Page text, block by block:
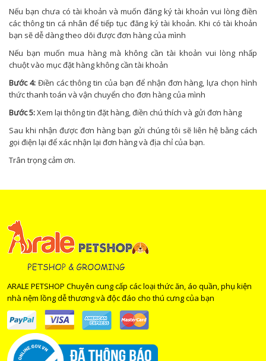
Nếu bạn chưa có tài khoản và muốn đăng ký tài khoản vui lòng điền
các thông tin cá nhân để tiếp tục đăng ký tài khoản. Khi có tài khoản
bạn sẽ dễ dàng theo dõi được đơn hàng của mình
Nếu bạn muốn mua hàng mà không cần tài khoản vui lòng nhấp
chuột vào mục đặt hàng không cần tài khoản
Bước 4:Điền các thông tin của bạn để nhận đơn hàng, lựa chọn hình
thức thanh toán và vận chuyển cho đơn hàng của mình
Bước 5:Xem lại thông tin đặt hàng, điền chú thích và gửi đơn hàng
Sau khi nhận được đơn hàng bạn gửi chúng tôi sẽ liên hệ bằng cách
gọi điện lại để xác nhận lại đơn hàng và địa chỉ của bạn.
Trân trọng cảm ơn.
ARALE PETSHOP Chuyên cung cấp các loại thức ăn, áo quần, phụ kiện
nhà nệm lồng dễ thương và độc đáo cho thú cưng của bạn